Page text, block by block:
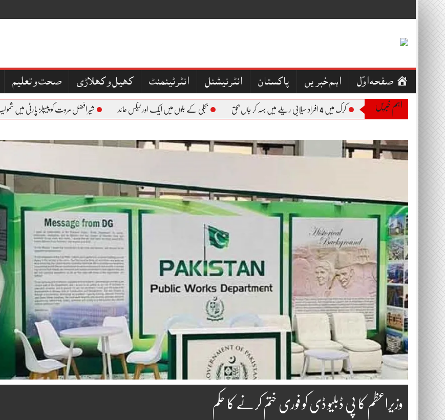
content
صفحہ اوّل اہم خبریں پاکستان انٹرنیشنل کھیل و کھلاڑی صحت و تعلیم
اہم خبریں کرک میں 4 افراد سیلابی ریلے میں بہہ کر جاں بحق بجلی کے بلوں میں ایک اور ٹیکس عائد شیر افضل مروت کو پیپلز پارٹی میں شمولیت
وزیراعظم کا پی ڈبلیو ڈی کو فوری ختم کرنے کا حکم